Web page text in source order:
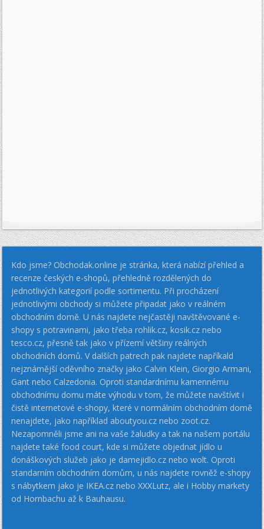
Kdo jsme? Obchodak.online je stránka, která nabízí přehled a
recenze českých e-shopů, přehledně rozdělených do
jednotlivých kategorií podle sortimentu. Při procházení
jednotlivými obchody si můžete připadat jako v reálném
obchodním domě. U nás najdete nejčastěji navštěvované e-
shopy s potravinami, jako třeba rohlik.cz, kosik.cz nebo
tesco.cz, přesně tak jako v přízemí většiny reálných
obchodních domů. V dalších patrech pak najdete napříkald
nejznámější oděvního značky jako Calvin Klein, Giorgio Armani,
Gant nebo Calzedonia. Oproti standardnímu kamennému
obchodnímu domu máte výhodu v tom, že můžete navštívit i
čistě internetové e-shopy, které v normálním obchodním domě
nenajdete, jako například aboutyou.cz nebo zoot.cz.
Nezapomněli jsme ani na vaše žaludky a tak na našem portálu
najdete také food court, kde si můžete objednat jídlo u
donáškových služeb jako je damejidlo.cz nebo wolt. Oproti
standarním obchodním domům, u nás najdete rovněž e-shopy
s nábytkem jako je IKEA.cz nebo XXXLutz, ale i Hobby markety
od Hornbachu až k Bauhausu.